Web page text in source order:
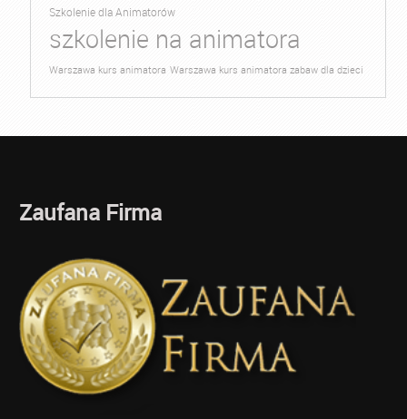
Szkolenie dla Animatorów
szkolenie na animatora
Warszawa kurs animatora Warszawa kurs animatora zabaw dla dzieci
Zaufana Firma